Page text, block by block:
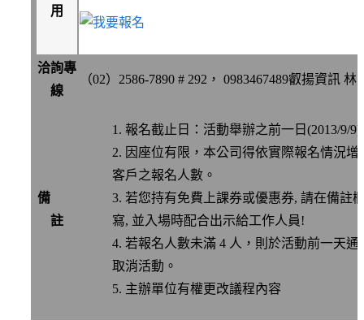
用
洽詢專
線
（02）2586-7890 # 292， 0983467489叡揚資訊 林
備
註
報名截止日：活動舉辦之前一日(2013/9/9)
因座位有限，本公司得依實際報名情況增
客戶之報名人數。
若您持有免費上課券或優惠券, 請在備註
寫, 並入場時配合出示給工作人員!
若報名人數未滿 4 人，則於活動前一天通
取消活動。
主辦單位有權更改議程內容